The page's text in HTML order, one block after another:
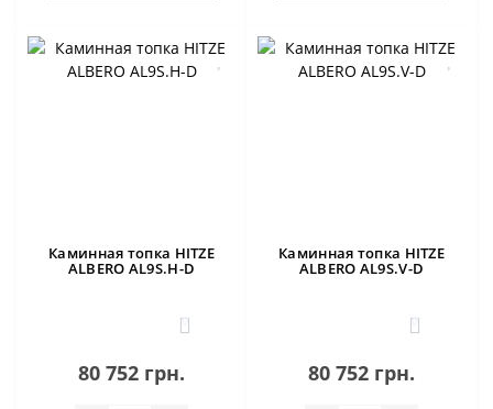
Каминная топка HITZE
ALBERO AL9S.H-D
0
80 752 грн.
Каминная топка HITZE
ALBERO AL9S.V-D
0
80 752 грн.